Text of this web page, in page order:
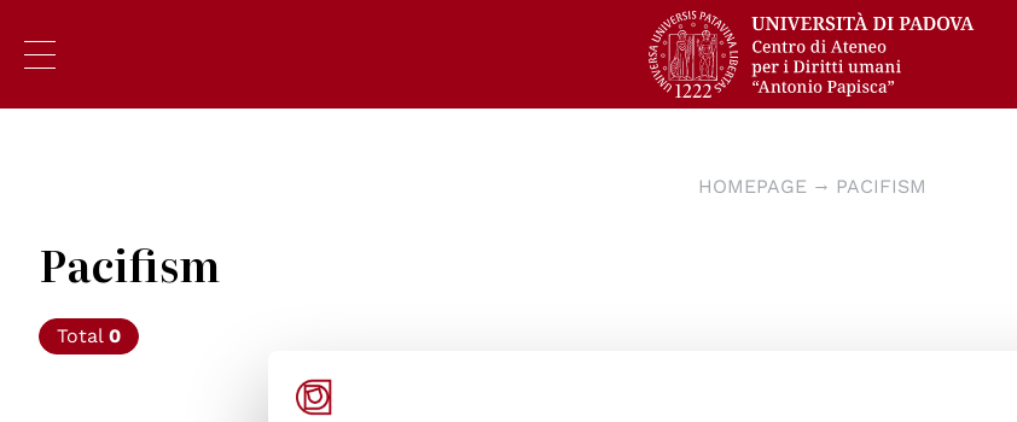
HOMEPAGE PACIFISM
Pacifism
Total 0